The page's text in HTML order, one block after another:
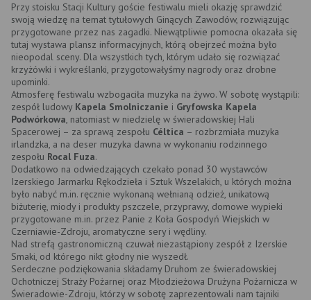
Przy stoisku Stacji Kultury goście festiwalu mieli okazję sprawdzić
swoją wiedzę na temat tytułowych Ginących Zawodów, rozwiązując
przygotowane przez nas zagadki. Niewątpliwie pomocna okazała się
tutaj wystawa plansz informacyjnych, którą obejrzeć można było
nieopodal sceny. Dla wszystkich tych, którym udało się rozwiązać
krzyżówki i wykreślanki, przygotowałyśmy nagrody oraz drobne
upominki.
Atmosferę festiwalu wzbogaciła muzyka na żywo. W sobotę wystąpili:
zespół ludowy Kapela Smolniczanie i Gryfowska Kapela
Podwórkowa, natomiast w niedzielę w świeradowskiej Hali
Spacerowej – za sprawą zespołu Céltica – rozbrzmiała muzyka
irlandzka, a na deser muzyka dawna w wykonaniu rodzinnego
zespołu Rocal Fuza.
Dodatkowo na odwiedzających czekało ponad 30 wystawców
Izerskiego Jarmarku Rękodzieła i Sztuk Wszelakich, u których można
było nabyć m.in. ręcznie wykonaną wełnianą odzież, unikatową
biżuterię, miody i produkty pszczele, przyprawy, domowe wypieki
przygotowane m.in. przez Panie z Koła Gospodyń Wiejskich w
Czerniawie-Zdroju, aromatyczne sery i wędliny.
Nad strefą gastronomiczną czuwał niezastąpiony zespół z Izerskie
Smaki, od którego nikt głodny nie wyszedł.
Serdeczne podziękowania składamy Druhom ze świeradowskiej
Ochotniczej Straży Pożarnej oraz Młodzieżowa Drużyna Pożarnicza w
Świeradowie-Zdroju, którzy w sobotę zaprezentowali nam tajniki